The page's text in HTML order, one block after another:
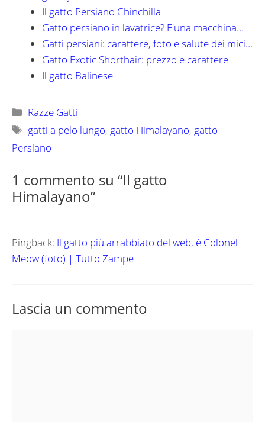
Il gatto Persiano Chinchilla
Gatto persiano in lavatrice? E'una macchina…
Gatti persiani: carattere, foto e salute dei mici…
Gatto Exotic Shorthair: prezzo e carattere
Il gatto Balinese
Categorie
Razze Gatti
Tag
gatti a pelo lungo, gatto Himalayano, gatto
Persiano
1 commento su “Il gatto
Himalayano”
Pingback: Il gatto più arrabbiato del web, è Colonel
Meow (foto) | Tutto Zampe
Lascia un commento